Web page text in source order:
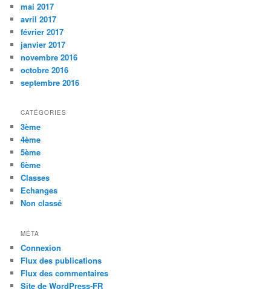
mai 2017
avril 2017
février 2017
janvier 2017
novembre 2016
octobre 2016
septembre 2016
CATÉGORIES
3ème
4ème
5ème
6ème
Classes
Echanges
Non classé
MÉTA
Connexion
Flux des publications
Flux des commentaires
Site de WordPress-FR